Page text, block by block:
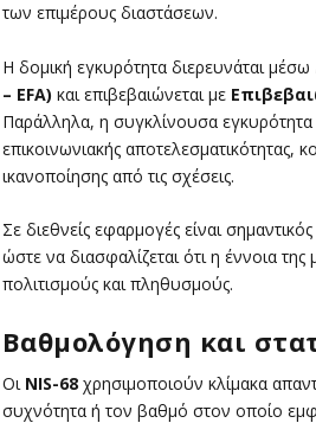
των επιμέρους διαστάσεων.
Η δομική εγκυρότητα διερευνάται μέσω
– EFA) και επιβεβαιώνεται με
Παράλληλα, η συγκλίνουσα εγκυρότητα
επικοινωνιακής αποτελεσματικότητας,
ικανοποίησης από τις σχέσεις.
Σε διεθνείς εφαρμογές είναι
ώστε να διασφαλίζεται ότι η έννοια
πολιτισμούς και πληθυσμούς.
Βαθμολόγηση και
Οι NIS-68χρησιμοποιούν κλίμακα
συχνότητα ή τον βαθμό στον οποίο